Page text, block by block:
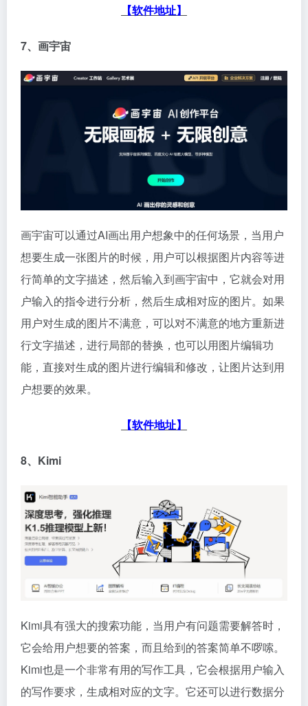
【软件地址】
7、画宇宙
画宇宙可以通过AI画出用户想象中的任何场景，当用户
想要生成一张图片的时候，用户可以根据图片内容等进
行简单的文字描述，然后输入到画宇宙中，它就会对用
户输入的指令进行分析，然后生成相对应的图片。如果
用户对生成的图片不满意，可以对不满意的地方重新进
行文字描述，进行局部的替换，也可以用图片编辑功
能，直接对生成的图片进行编辑和修改，让图片达到用
户想要的效果。
【软件地址】
8、Kimi
Kimi具有强大的搜索功能，当用户有问题需要解答时，
它会给用户想要的答案，而且给到的答案简单不啰嗦。
Kimi也是一个非常有用的写作工具，它会根据用户输入
的写作要求，生成相对应的文字。它还可以进行数据分